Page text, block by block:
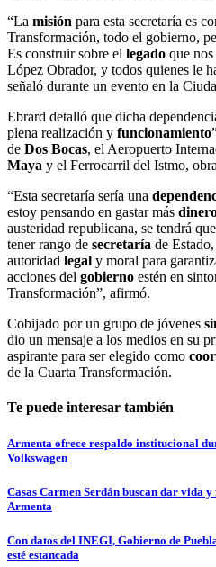
“La misión para esta secretaría es
Transformación, todo el gobierno,
Es construir sobre el legado que
López Obrador, y todos quienes le
señaló durante un evento en la
Ebrard detalló que dicha
plena realización y funcionamiento
de Dos Bocas, el Aeropuerto
Maya y el Ferrocarril del Istmo,
“Esta secretaría sería una
estoy pensando en gastar más
austeridad republicana, se tendrá
tener rango de secretaría de
autoridad legal y moral para
acciones del gobierno estén en
Transformación”, afirmó.
Cobijado por un grupo de jóvenes
dio un mensaje a los medios en su
aspirante para ser elegido como
de la Cuarta Transformación.
Te puede interesar también
Armenta ofrece respaldo institucional
Volkswagen
Casas Carmen Serdán buscan dar vida
Armenta
Con datos del INEGI, Gobierno de
esté estancada